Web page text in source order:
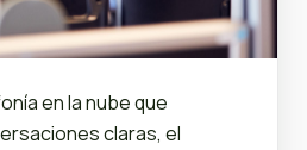
en la nube que
claras, el